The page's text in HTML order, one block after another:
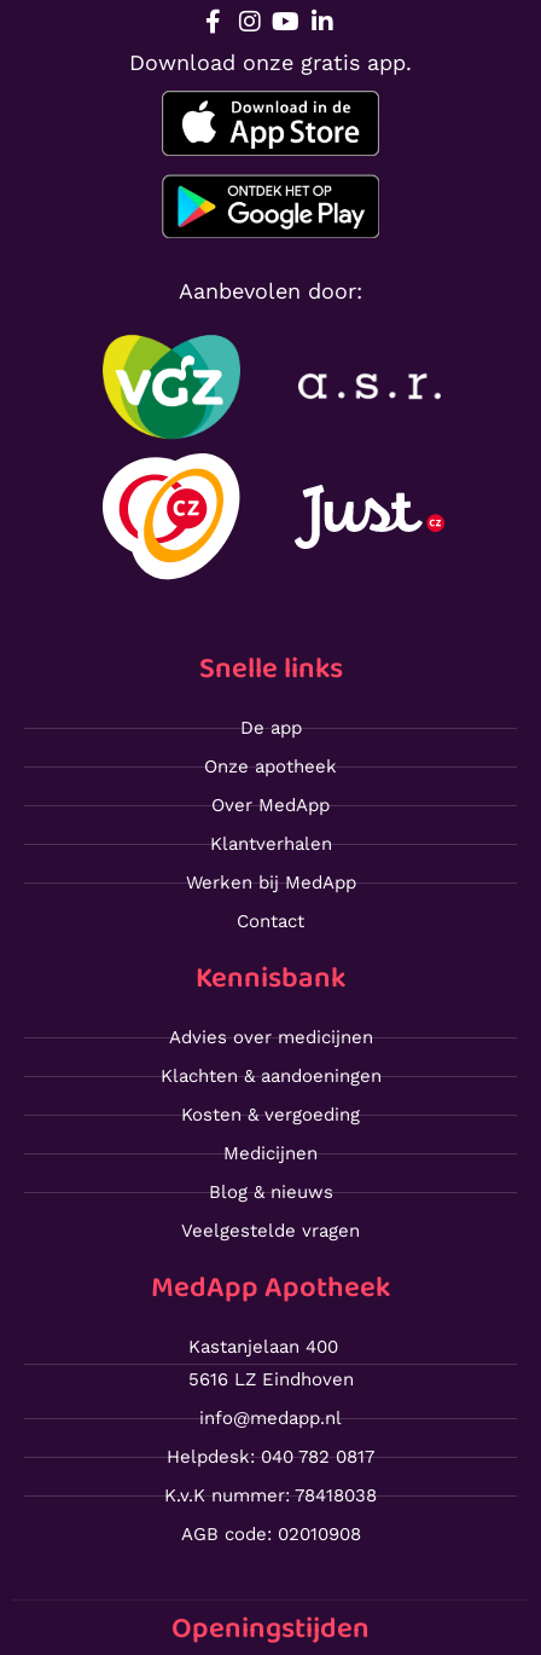
Download onze gratis app.
Aanbevolen door:
Snelle links
De app
Onze apotheek
Over MedApp
Klantverhalen
Werken bij MedApp
Contact
Kennisbank
Advies over medicijnen
Klachten & aandoeningen
Kosten & vergoeding
Medicijnen
Blog & nieuws
Veelgestelde vragen
MedApp Apotheek
Kastanjelaan 400
5616 LZ Eindhoven
info@medapp.nl
Helpdesk: 040 782 0817
K.v.K nummer: 78418038
AGB code: 02010908
Openingstijden